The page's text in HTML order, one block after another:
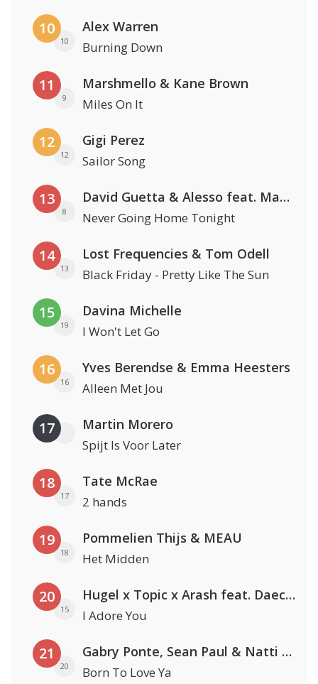
10
10
Alex Warren
Burning Down
11
9
Marshmello & Kane Brown
Miles On It
12
12
Gigi Perez
Sailor Song
13
8
David Guetta & Alesso feat. Madison Love
Never Going Home Tonight
14
13
Lost Frequencies & Tom Odell
Black Friday - Pretty Like The Sun
15
19
Davina Michelle
I Won't Let Go
16
16
Yves Berendse & Emma Heesters
Alleen Met Jou
17 Martin Morero
Spijt Is Voor Later
18
17
Tate McRae
2 hands
19
18
Pommelien Thijs & MEAU
Het Midden
20
15
Hugel x Topic x Arash feat. Daecolm
I Adore You
21
20
Gabry Ponte, Sean Paul & Natti Natasha
Born To Love Ya